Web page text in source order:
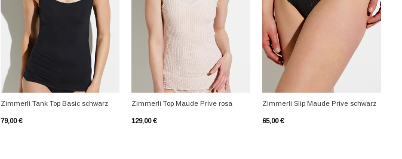
Zimmerli Tank Top Basic schwarz
79,00€
Zimmerli Top Maude Prive rosa
129,00€
+
Zimmerli Slip Maude Prive schwarz
65,00€